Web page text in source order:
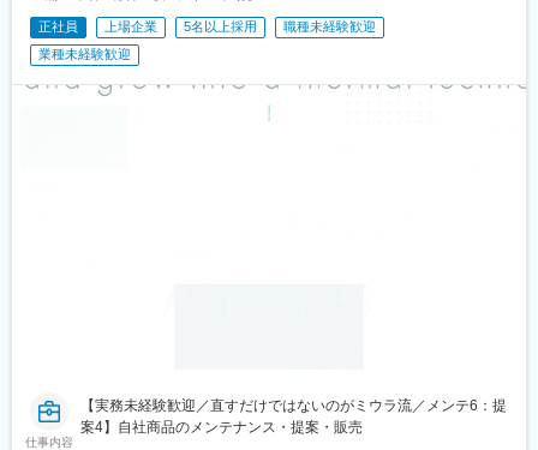
正社員 上場企業 5名以上採用
職種未経験歓迎
業種未経験歓迎
仕事内容
【実務未経験歓迎／直すだけではないのがミウラ流／メンテ6：提
案4】自社商品のメンテナンス・提案・販売